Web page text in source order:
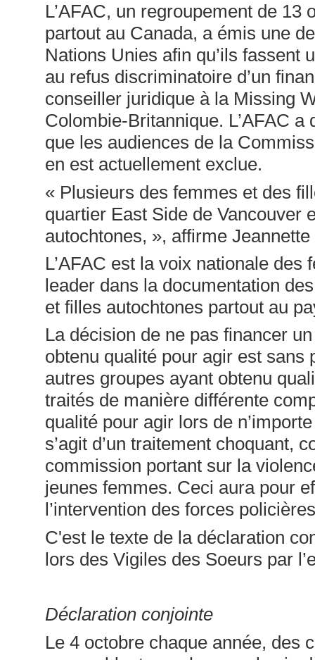
L’AFAC, un regroupement de
partout au Canada, a émis une
Nations Unies afin qu’ils fassent
au refus discriminatoire d’un
conseiller juridique à la Missing
Colombie-Britannique. L’AFAC
que les audiences de la
en est actuellement exclue.
« Plusieurs des femmes et des
quartier East Side de Vancouver
autochtones, », affirme
L’AFAC est la voix nationale
leader dans la documentation
et filles autochtones partout au
La décision de ne pas financer
obtenu qualité pour agir est sans
autres groupes ayant obtenu
traités de manière différente
qualité pour agir lors de
s’agit d’un traitement choquant,
commission portant sur la
jeunes femmes. Ceci aura pour
l’intervention des forces
C'est le texte de la déclaration
lors des Vigiles des Soeurs par
Déclaration conjointe
Le 4 octobre chaque année, des